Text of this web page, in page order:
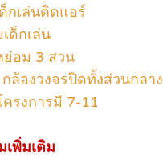
กเล่นติดแอร์
ด็กเล่น
อม 3 สวน
ล้องวงจรปิดทั้งส่วนกลาง
รงการมี 7-11
เพิ่มเติม